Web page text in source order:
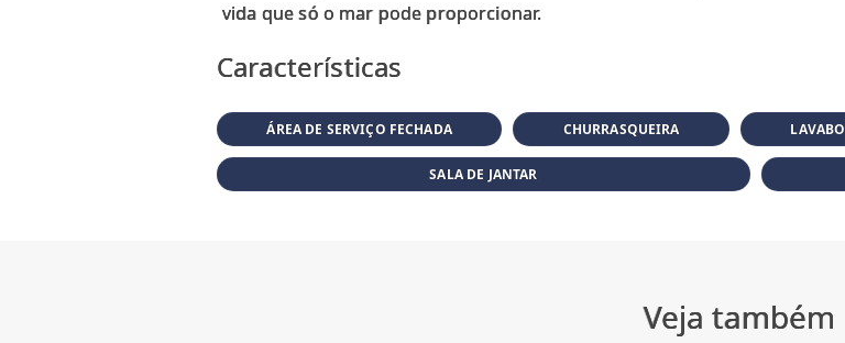
Características
ÁREA DE SERVIÇO FECHADA CHURRASQUEIRA LAVABO
SALA DE JANTAR
Veja também